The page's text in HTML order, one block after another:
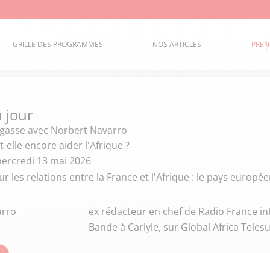
GRILLE DES PROGRAMMES NOS ARTICLES
jour
avec Norbert Navarro
elle encore aider l'Afrique ?
13 mai 2026
les relations entre la France et l'Afrique : le pays
ex rédacteur en chef de Radio France
Bande à Carlyle, sur Global Africa